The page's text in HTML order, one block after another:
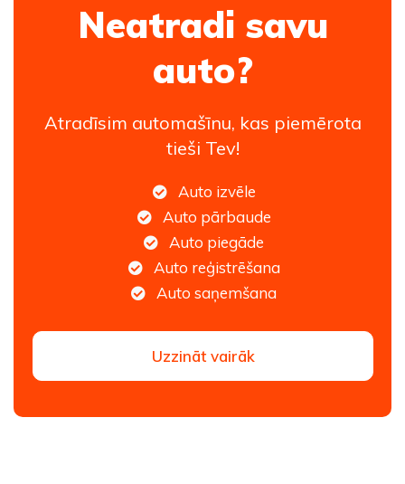
Neatradi savu
auto?
Atradīsim automašīnu, kas piemērota
tieši Tev!
Auto izvēle
Auto pārbaude
Auto piegāde
Auto reģistrēšana
Auto saņemšana
Uzzināt vairāk